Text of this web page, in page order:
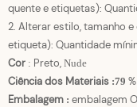
quente e etiquetas):
2. Alterar estilo, tamanho
etiqueta): Quantidade
Cor : Preto, Nude
Ciência dos Materiais :79
Embalagem : embalagem